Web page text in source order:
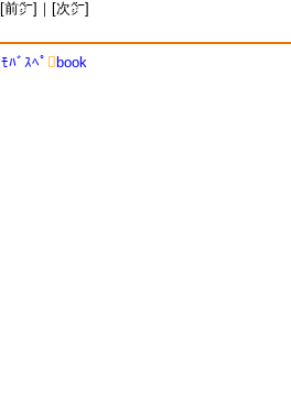
[前㌻]｜[次㌻]
ﾓﾊﾞｽﾍﾟ book